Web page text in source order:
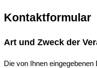
Kontaktformular
Art und Zweck der
Die von Ihnen